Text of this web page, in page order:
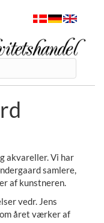
akvareller. Vi har
samlere,
af kunstneren.
vedr. Jens
året værker af